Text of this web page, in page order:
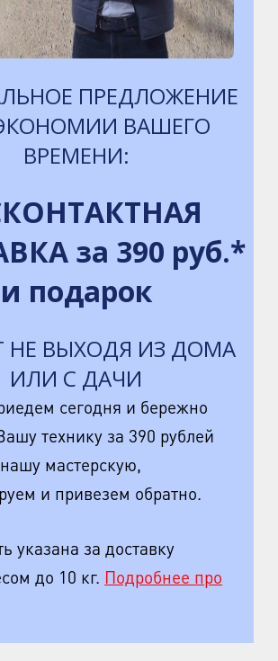
ПРЕДЛОЖЕНИЕ
ВАШЕГО
ВРЕМЕНИ:
за 390 руб.*
и подарок
НЕ ВЫХОДЯ ИЗ ДОМА
ИЛИ С ДАЧИ
сегодня и бережно
технику за 390 рублей
мастерскую,
и привезем обратно.
указана за доставку
до 10 кг. Подробнее про